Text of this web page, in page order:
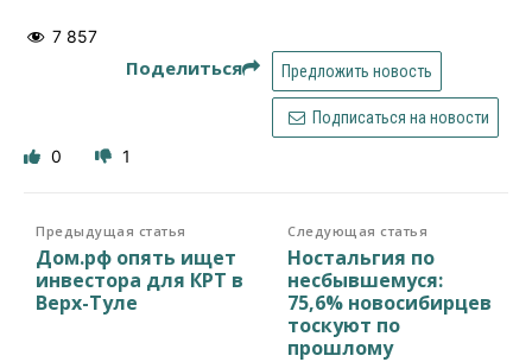
7 857
Поделиться Предложить новость
Подписаться на новости
0 1
Предыдущая статья
Дом.рф опять ищет
инвестора для КРТ в
Верх-Туле
Следующая статья
Ностальгия по
несбывшемуся:
75,6% новосибирцев
тоскуют по
прошлому